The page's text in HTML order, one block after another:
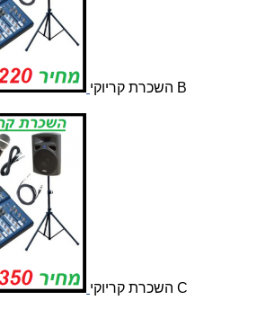
השכרת קריוקי B
השכרת קריוקי C